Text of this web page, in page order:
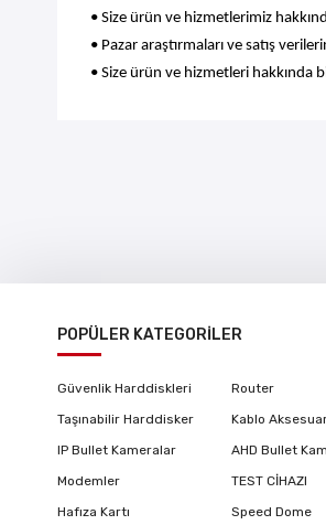
• Size ürün ve hizmetlerimiz
• Pazar araştırmaları ve satış
• Size ürün ve hizmetleri hakkında
POPÜLER KATEGORİLER
Güvenlik Harddiskleri
Taşınabilir Harddisker
IP Bullet Kameralar
Modemler
Hafıza Kartı
Router
Kablo
AHD Bullet
TEST CİHAZI
Speed Dome